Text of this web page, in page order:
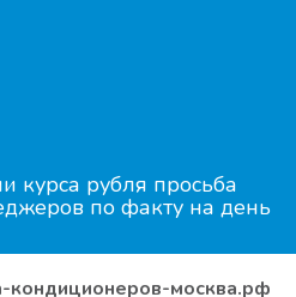
курса рубля просьба
по факту на день
кондиционеров-москва.рф